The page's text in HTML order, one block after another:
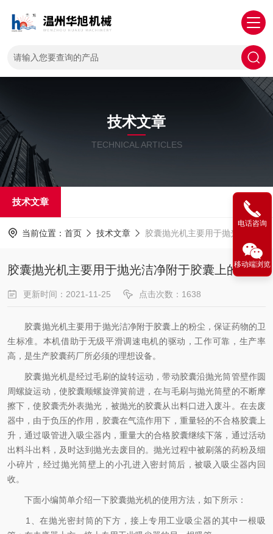
技术文章
TECHNICAL ARTICLES
技术文章
当前位置： 首页 技术文章 胶囊抛光机主要用于抛光洁净附于胶囊上的粉尘
胶囊抛光机主要用于抛光洁净附于胶囊上的粉尘
更新时间：2021-11-25 点击次数：1638
胶囊抛光机主要用于抛光洁净附于胶囊上的粉尘，保证药物的卫
生标准。本机借助于无级平滑调速电机的驱动，工作可靠，生产率
高，是生产胶囊药厂所必须的理想设备。
胶囊抛光机是经过毛刷的旋转运动，带动胶囊沿抛光筒管壁作圆
周螺旋运动，使胶囊顺螺旋弹簧前进，在与毛刷与抛光筒壁的不断摩
擦下，使胶囊壳外表抛光，被抛光的胶囊从出料口进入废斗。在去废
器中，由于负压的作用，胶囊在气流作用下，重量轻的不合格胶囊上
升，通过吸管进入吸尘器内，重量大的合格胶囊继续下落，通过活动
出料斗出料，及时达到抛光去废目的。抛光过程中被刷落的药粉及细
小碎片，经过抛光筒壁上的小孔进入密封筒后，被吸入吸尘器内回
收。
下面小编简单介绍一下胶囊抛光机的使用方法，如下所示：
1、在抛光密封筒的下方，接上专用工业吸尘器的其中一根吸
电话咨询
移动端浏览